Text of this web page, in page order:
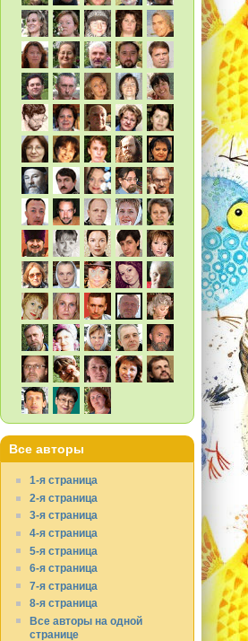
Все авторы
1-я страница
2-я страница
3-я страница
4-я страница
5-я страница
6-я страница
7-я страница
8-я страница
Все авторы на одной
странице